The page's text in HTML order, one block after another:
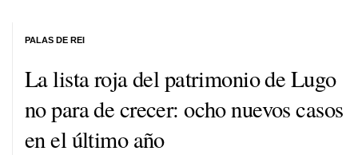
La lista roja del patrimonio de Lugo
no para de crecer: ocho nuevos casos
en el último año
PALAS DE REI